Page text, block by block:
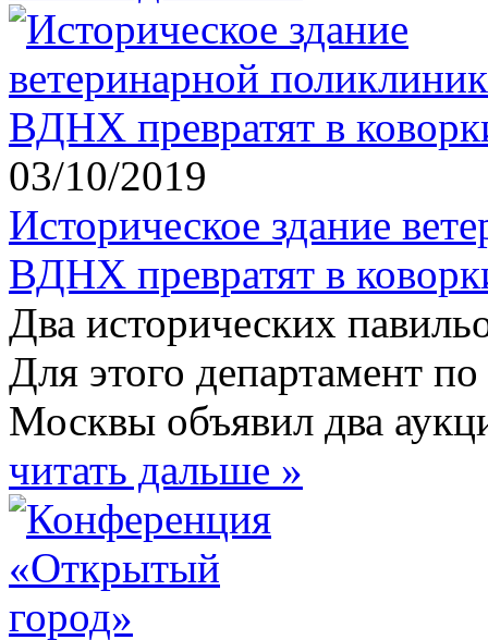
03/10/2019
Историческое здание
ВДНХ превратят в
Два исторических
Для этого департамент
Москвы объявил два
читать дальше »